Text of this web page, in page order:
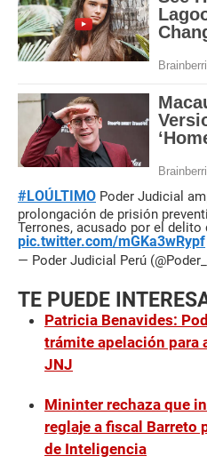
#LOÚLTIMO Poder Judicial
prolongación de prisión
Terrones, acusado por el delito
pic.twitter.com/mGKa3wRypf
— Poder Judicial Perú
TE PUEDE
Patricia Benavides:
trámite apelación para
JNJ
Mininter rechaza que
reglaje a fiscal Barreto
de Inteligencia